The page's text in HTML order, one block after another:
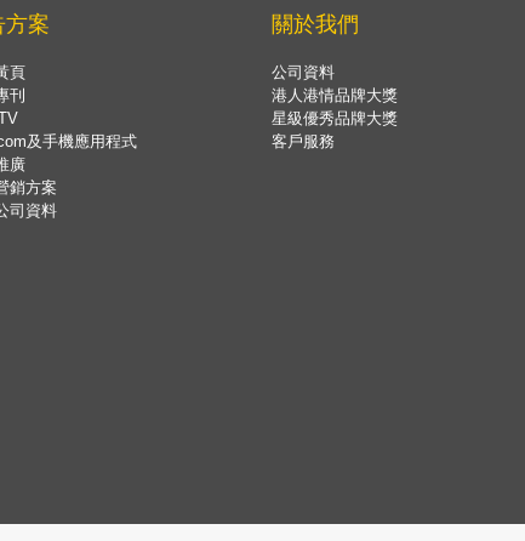
方案
頁
刊
及手機應用程式
廣
銷方案
司資料
關於我們
公司資料
港人港情品牌大獎
星級優秀品牌大獎
客戶服務